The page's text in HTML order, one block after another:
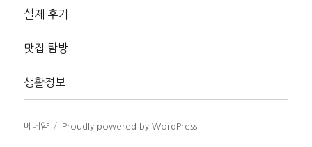
장
실제 후기
맛집 탐방
생활정보
베베얌 Proudly powered by WordPress